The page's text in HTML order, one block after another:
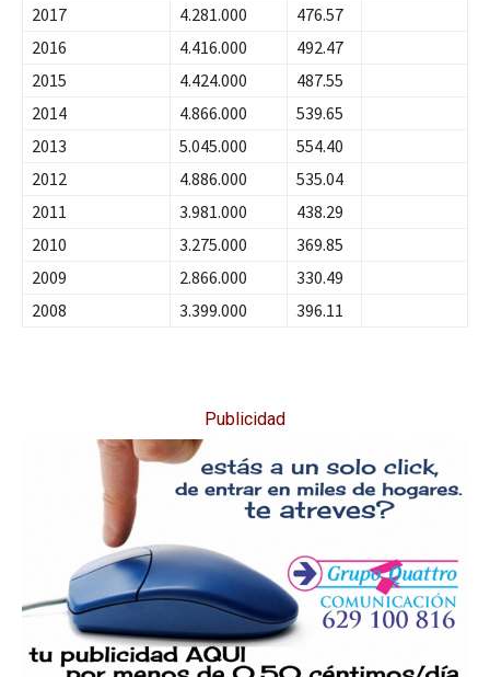
2017
4.281.000
476.57
2016
4.416.000
492.47
2015
4.424.000
487.55
2014
4.866.000
539.65
2013
5.045.000
554.40
2012
4.886.000
535.04
2011
3.981.000
438.29
2010
3.275.000
369.85
2009
2.866.000
330.49
2008
3.399.000 396.11
Publicidad